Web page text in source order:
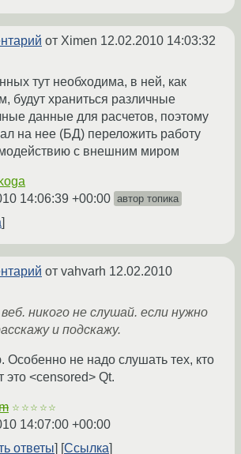
от Ximen 12.02.2010 14:03:32
тут необходима, в ней, как
будут храниться различные
данные для расчетов, поэтому
на нее (БД) переложить работу
с внешним миром
14:06:39 +00:00 автор топика
от vahvarh 12.02.2010
никого не слушай. если нужно
и подскажу.
Особенно не надо слушать тех, кто
это <censored> Qt.
☆☆☆☆☆
14:07:00 +00:00
ответы
Ссылка